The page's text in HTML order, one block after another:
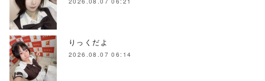
りっくだよ
2026.08.07 06:14